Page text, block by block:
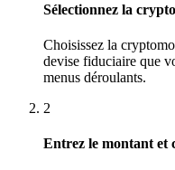
Sélectionnez la
Choisissez la
devise fiduciaire que
menus déroulants.
2
Entrez le montant et